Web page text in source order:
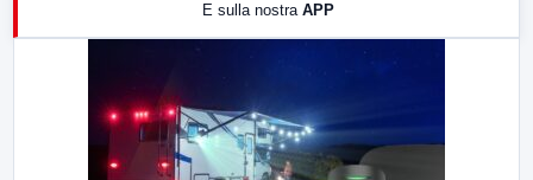
E sulla nostra APP